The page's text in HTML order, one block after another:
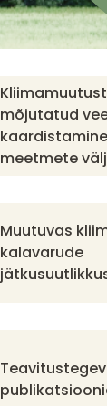
mõjutatud
meetmete
Muutuvas
kalavarude